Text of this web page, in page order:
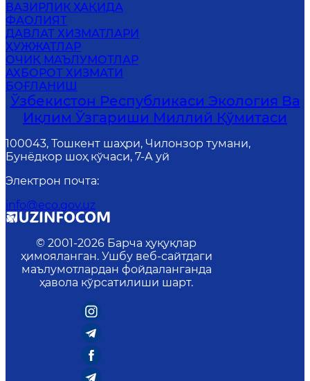
ВАЗИРЛИК ҲАҚИДА
ФАОЛИЯТ
ДАВЛАТ ХИЗМАТЛАРИ
ҲУЖЖАТЛАР
ОЧИҚ МАЪЛУМОТЛАР
АХБОРОТ ХИЗМАТИ
БОҒЛАНИШ
Ўзбекистон Республикаси Экология Ва
Иқлим Ўзгариши Миллий Қўмитаси
100043, Тошкент шаҳри, Чилонзор тумани,
Бунёдкор шоҳ кўчаси, 7-А уй
Электрон почта:
info@eco.gov.uz
© 2001-2026 Барча ҳуқуқлар
ҳимояланган. Ушбу веб-сайтдаги
маълумотлардан фойдаланганда
ҳавола кўрсатилиши шарт.